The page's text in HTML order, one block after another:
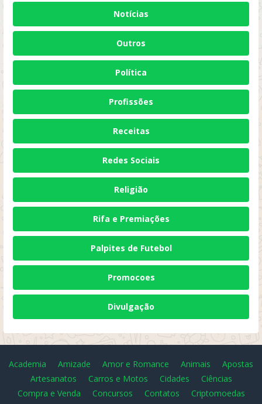
Notícias
Outros
Política
Profissões
Receitas
Redes Sociais
Religião
Rifa e Premiações
Palpites de Futebol
Promocoes
Divulgação
Academia Amizade Amor e Romance Animais
Apostas
Artesanatos
Carros e Motos Cidades
Ciências
Compra e Venda
Concursos Contatos
Criptomoedas